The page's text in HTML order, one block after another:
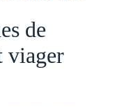
de
viager